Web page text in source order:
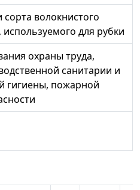
сорта волокнистого
для рубки
охраны труда,
санитарии и
гигиены, пожарной